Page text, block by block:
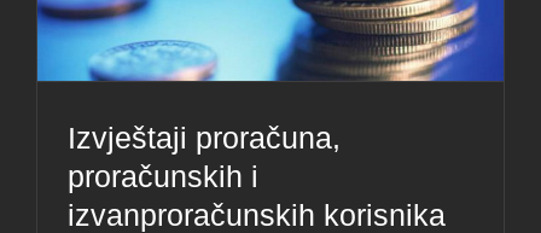
Izvještaji proračuna,
proračunskih i
izvanproračunskih korisnika